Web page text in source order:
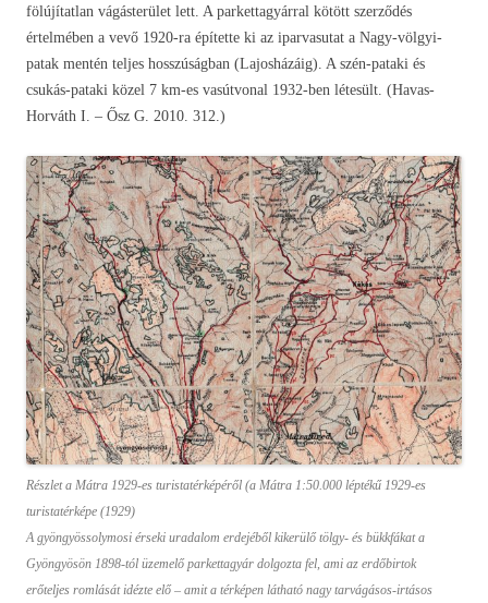
fölújítatlan vágásterület lett. A parkettagyárral kötött szerződés
értelmében a vevő 1920-ra építette ki az iparvasutat a Nagy-völgyi-
patak mentén teljes hosszúságban (Lajosházáig). A szén-pataki és
csukás-pataki közel 7 km-es vasútvonal 1932-ben létesült. (Havas-
Horváth I. – Ősz G. 2010. 312.)
Részlet a Mátra 1929-es turistatérképéről (a Mátra 1:50.000 léptékű 1929-es
turistatérképe (1929)
A gyöngyössolymosi érseki uradalom erdejéből kikerülő tölgy- és bükkfákat a
Gyöngyösön 1898-tól üzemelő parkettagyár dolgozta fel, ami az erdőbirtok
erőteljes romlását idézte elő – amit a térképen látható nagy tarvágásos-irtásos